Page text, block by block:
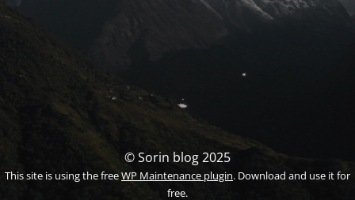
© Sorin blog 2025
This site is using the freeWP Maintenance plugin. Download and use it for
free.